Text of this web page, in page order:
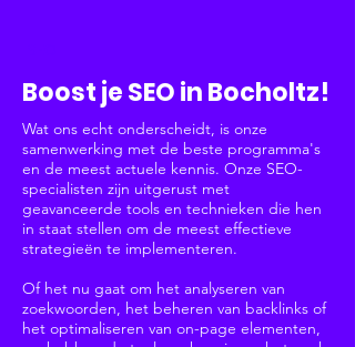
Boost je SEO in Bocholtz!
Wat ons echt onderscheidt, is onze
samenwerking met de beste programma's
en de meest actuele kennis. Onze SEO-
specialisten zijn uitgerust met
geavanceerde tools en technieken die hen
in staat stellen om de meest effectieve
strategieën te implementeren.
Of het nu gaat om het analyseren van
zoekwoorden, het beheren van backlinks of
het optimaliseren van on-page elementen,